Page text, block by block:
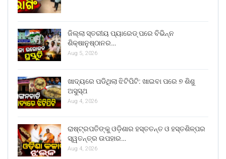
ଜିଲ୍ଲା ସ୍ତରୀୟ ପ୍ୟାରେଡ୍ ପରେ ବିଭିନ୍ନ
ଶିକ୍ଷାନୁଷ୍ଠାନର…
Aug 5, 2026
ଖାଦ୍ୟରେ ପଡିଥିଲା ଝିଟିପିଟି: ଖାଇବା ପରେ ୭ ଶିଶୁ
ଅସୁସ୍ଥ
Aug 4, 2026
ରାଷ୍ଟ୍ରପତିଙ୍କୁ ଓଡ଼ିଶାର ହସ୍ତତନ୍ତ ଓ ହସ୍ତଶିଳ୍ପର
ସ୍ୱତନ୍ତ୍ର ଉପହାର…
Aug 4, 2026